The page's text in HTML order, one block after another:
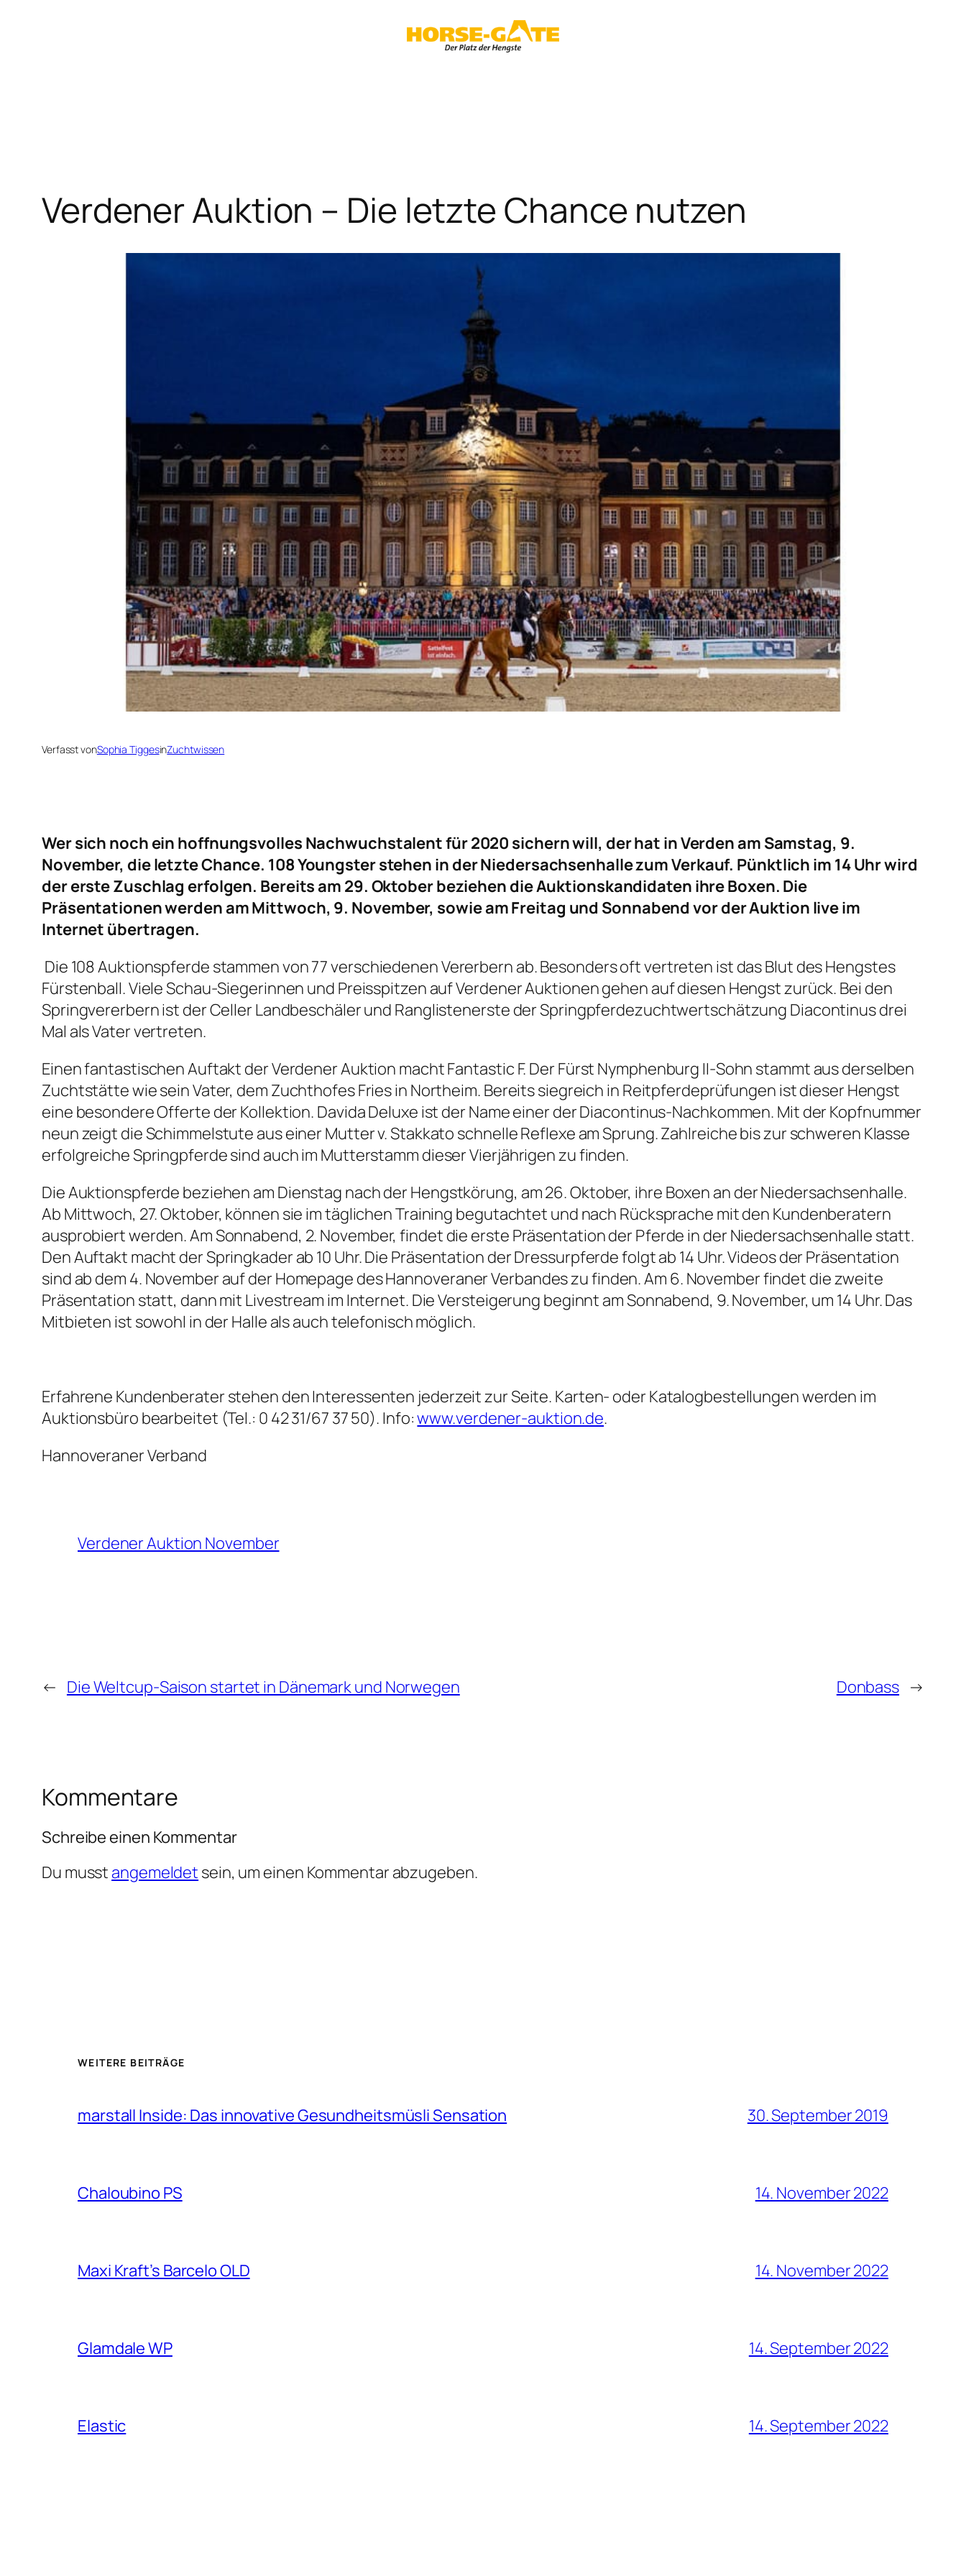
Verdener Auktion – Die letzte Chance nutzen
Verfasst vonSophia TiggesinZuchtwissen
Wer sich noch ein hoffnungsvolles Nachwuchstalent für 2020 sichern will, der hat in Verden am Samstag, 9.
November, die letzte Chance. 108 Youngster stehen in der Niedersachsenhalle zum Verkauf. Pünktlich im 14 Uhr wird
der erste Zuschlag erfolgen. Bereits am 29. Oktober beziehen die Auktionskandidaten ihre Boxen. Die
Präsentationen werden am Mittwoch, 9. November, sowie am Freitag und Sonnabend vor der Auktion live im
Internet übertragen.
Die 108 Auktionspferde stammen von 77 verschiedenen Vererbern ab. Besonders oft vertreten ist das Blut des Hengstes
Fürstenball. Viele Schau-Siegerinnen und Preisspitzen auf Verdener Auktionen gehen auf diesen Hengst zurück. Bei den
Springvererbern ist der Celler Landbeschäler und Ranglistenerste der Springpferdezuchtwertschätzung Diacontinus drei
Mal als Vater vertreten.
Einen fantastischen Auftakt der Verdener Auktion macht Fantastic F. Der Fürst Nymphenburg II-Sohn stammt aus derselben
Zuchtstätte wie sein Vater, dem Zuchthofes Fries in Northeim. Bereits siegreich in Reitpferdeprüfungen ist dieser Hengst
eine besondere Offerte der Kollektion. Davida Deluxe ist der Name einer der Diacontinus-Nachkommen. Mit der Kopfnummer
neun zeigt die Schimmelstute aus einer Mutter v. Stakkato schnelle Reflexe am Sprung. Zahlreiche bis zur schweren Klasse
erfolgreiche Springpferde sind auch im Mutterstamm dieser Vierjährigen zu finden.
Die Auktionspferde beziehen am Dienstag nach der Hengstkörung, am 26. Oktober, ihre Boxen an der Niedersachsenhalle.
Ab Mittwoch, 27. Oktober, können sie im täglichen Training begutachtet und nach Rücksprache mit den Kundenberatern
ausprobiert werden. Am Sonnabend, 2. November, findet die erste Präsentation der Pferde in der Niedersachsenhalle statt.
Den Auftakt macht der Springkader ab 10 Uhr. Die Präsentation der Dressurpferde folgt ab 14 Uhr. Videos der Präsentation
sind ab dem 4. November auf der Homepage des Hannoveraner Verbandes zu finden. Am 6. November findet die zweite
Präsentation statt, dann mit Livestream im Internet. Die Versteigerung beginnt am Sonnabend, 9. November, um 14 Uhr. Das
Mitbieten ist sowohl in der Halle als auch telefonisch möglich.
Erfahrene Kundenberater stehen den Interessenten jederzeit zur Seite. Karten- oder Katalogbestellungen werden im
Auktionsbüro bearbeitet (Tel.: 0 42 31/67 37 50). Info:www.verdener-auktion.de.
Hannoveraner Verband
Verdener Auktion November
← Die Weltcup-Saison startet in Dänemark und Norwegen Donbass →
Kommentare
Schreibe einen Kommentar
Du musst angemeldet sein, um einen Kommentar abzugeben.
WEITERE BEITRÄGE
marstall Inside: Das innovative Gesundheitsmüsli Sensation 30. September 2019
Chaloubino PS 14. November 2022
Maxi Kraft’s Barcelo OLD 14. November 2022
Glamdale WP 14. September 2022
Elastic 14. September 2022